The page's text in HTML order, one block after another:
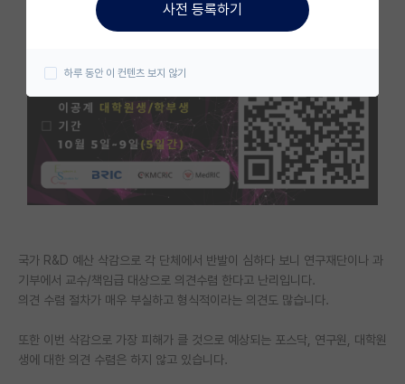
대학원생 모집 게시판
연구실(PI) 홍보 게시판
석박사 채용 정보 게시판
임용 정보 게시판
학부 인턴 게시판
임용 후기 게시판
인문사회 계열 게시판
국가 R&D 예산 삭감으로 각 단체에서 반발이 심하다 보니 연구재단이나 과
기부에서 교수/책임급 대상으로 의견수렴 한다고 난리입니다.
의견 수렴 절차가 매우 부실하고 형식적이라는 의견도 많습니다.
또한 이번 삭감으로 가장 피해가 클 것으로 예상되는 포스닥, 연구원, 대학원
생에 대한 의견 수렴은 하지 않고 있습니다.
사전 등록하기
하루 동안 이 컨텐츠 보지 않기